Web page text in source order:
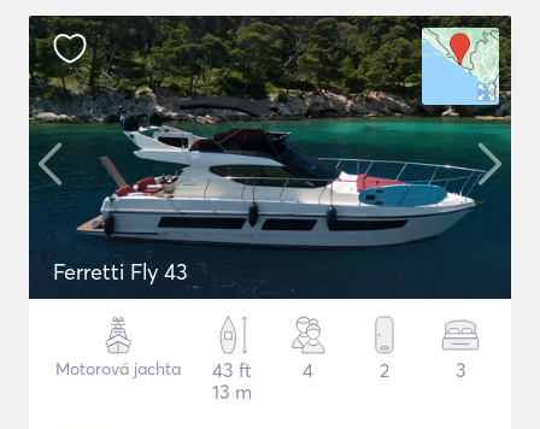
Ferretti Fly 43
Motorová jachta
43 ft
13 m
4 2 3